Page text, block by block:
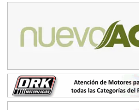
Ramiro Tot (Asfalto)
Baradero (Buenos Aires)
Ciudad de Trenque Lauquen (Asfalto)
Trenque Lauquen (Buenos Aires)
ENTRERRIANO - F6 (POSTERGADA)